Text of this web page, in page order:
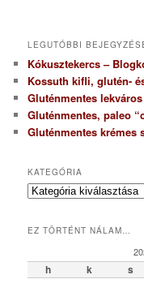
LEGUTÓBBI
Kókusztekercs –
Kossuth kifli, glutén-
Gluténmentes
Gluténmentes, paleo
Gluténmentes krémes
KATEGÓRIA
K
e
r
EZ TÖRTÉNT NÁLAM…
h k s